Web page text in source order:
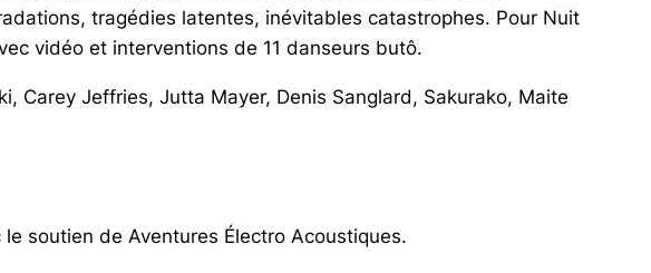
tragédies latentes, inévitables catastrophes. Pour Nuit
vidéo et interventions de 11 danseurs butô.
Carey Jeffries, Jutta Mayer, Denis Sanglard, Sakurako, Maite
soutien de Aventures Électro Acoustiques.